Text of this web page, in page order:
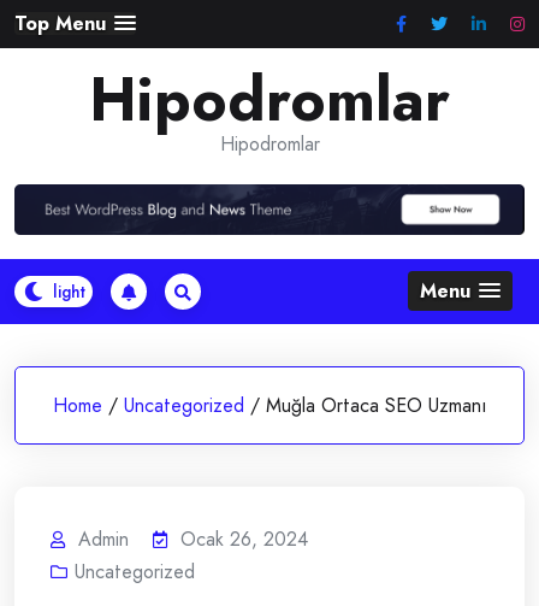
Skip
to
Top Menu
Hipodromlar
Hipodromlar
Menu
Home / Uncategorized / Muğla Ortaca SEO Uzmanı
Admin
Ocak 26, 2024
Uncategorized